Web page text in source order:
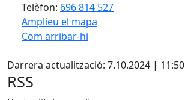
Telèfon: 696 814 527
Amplieu el mapa
Com arribar-hi
+
−
Darrera actualització: 7.10.2024 | 11:50
RSS